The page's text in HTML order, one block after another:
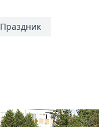
Праздник